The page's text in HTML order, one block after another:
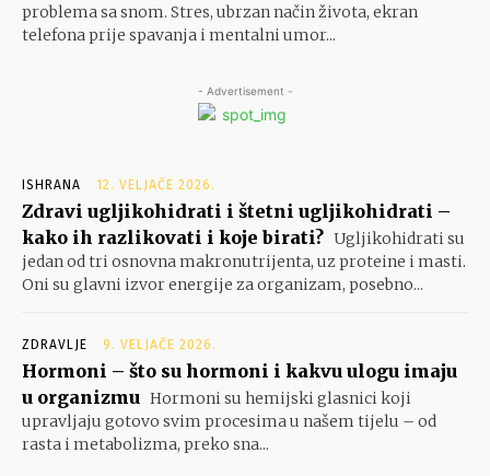
problema sa snom. Stres, ubrzan način života, ekran
telefona prije spavanja i mentalni umor...
- Advertisement -
ISHRANA 12. VELJAČE 2026.
Zdravi ugljikohidrati i štetni ugljikohidrati –
kako ih razlikovati i koje birati? Ugljikohidrati su
jedan od tri osnovna makronutrijenta, uz proteine i masti.
Oni su glavni izvor energije za organizam, posebno...
ZDRAVLJE 9. VELJAČE 2026.
Hormoni – što su hormoni i kakvu ulogu imaju
u organizmu Hormoni su hemijski glasnici koji
upravljaju gotovo svim procesima u našem tijelu – od
rasta i metabolizma, preko sna...